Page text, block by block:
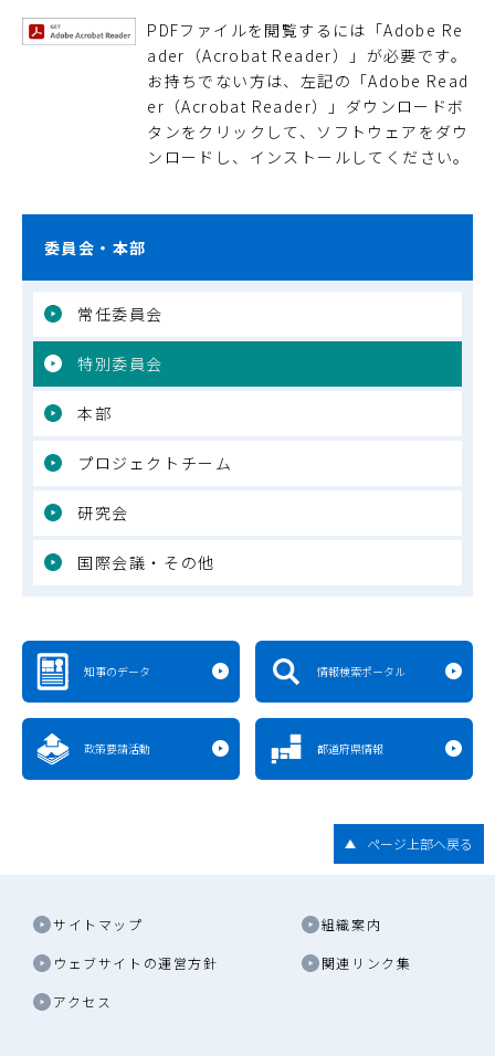
PDFファイルを閲覧するには「Adobe Re
ader（Acrobat Reader）」が必要です。
お持ちでない方は、左記の「Adobe Read
er（Acrobat Reader）」ダウンロードボ
タンをクリックして、ソフトウェアをダウ
ンロードし、インストールしてください。
委員会・本部
常任委員会
特別委員会
本部
プロジェクトチーム
研究会
国際会議・その他
知事のデータ 情報検索ポータル
政策要請活動 都道府県情報
ページ上部へ戻る
サイトマップ 組織案内
ウェブサイトの運営方針 関連リンク集
アクセス